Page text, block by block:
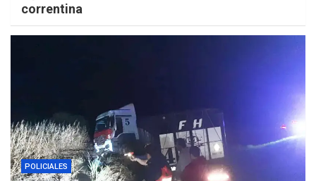
correntina
POLICIALES